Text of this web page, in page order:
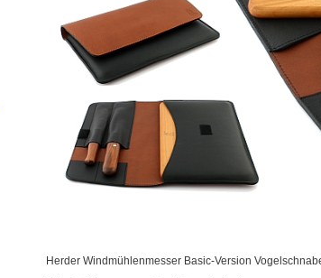
Herder Windmühlenmesser Basic-Version